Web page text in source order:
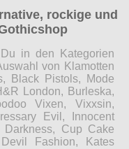
rockige und
in den Kategorien
von Klamotten
Black Pistols, Mode
London, Burleska,
Vixen, Vixxsin,
Evil, Innocent
Cup Cake
Fashion, Kates